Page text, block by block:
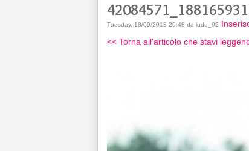
Tuesday, 18/09/2018 20:48 da ludo_92
<< Torna all'articolo che stavi